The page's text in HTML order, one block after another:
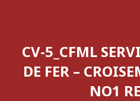
CV-5_CFML
DE FER –
NO1